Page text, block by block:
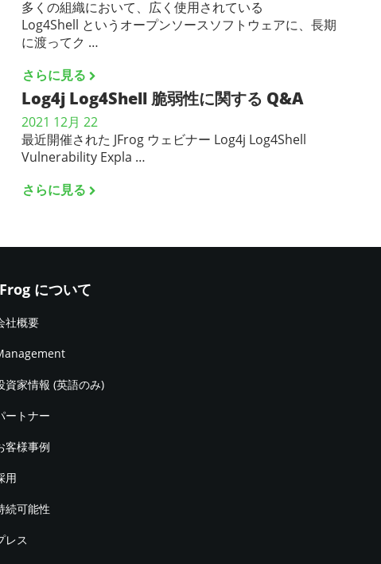
多くの組織において、広く使用されている
Log4Shell というオープンソースソフトウェアに、長期
に渡ってク …
さらに見る
Log4j Log4Shell 脆弱性に関する Q&A
2021 12月 22
最近開催された JFrog ウェビナー Log4j Log4Shell
Vulnerability Expla …
さらに見る
について
社概要
資家情報 (英語のみ)
ートナー
客様事例
用
続可能性
レス